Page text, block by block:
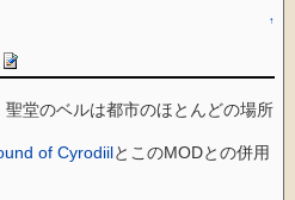
↑
堂のベルは都市のほとんどの場所
of CyrodiilとこのMODとの併用